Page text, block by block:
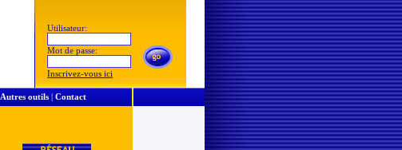
Utilisateur:
Mot de passe:
Inscrivez-vous ici
Autres outils | Contact